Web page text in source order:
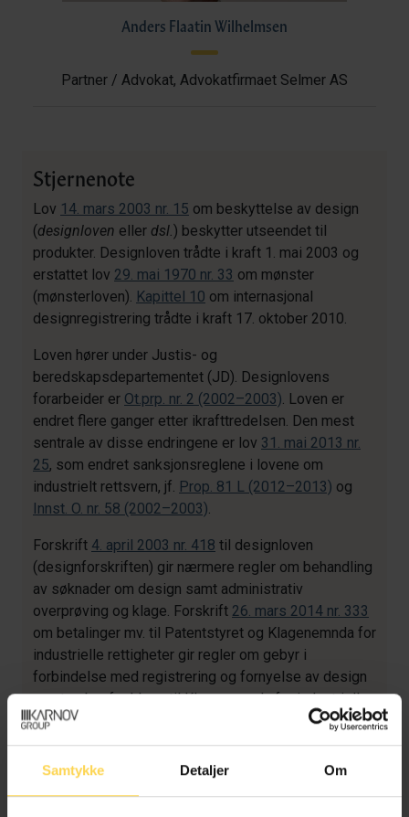
Samtykke Detaljer Om
Anders Flaatin Wilhelmsen
Partner / Advokat, Advokatfirmaet Selmer AS
Stjernenote
Lov 14. mars 2003 nr. 15 om beskyttelse av design
(designloven eller dsl.) beskytter utseendet til
produkter. Designloven trådte i kraft 1. mai 2003 og
erstattet lov 29. mai 1970 nr. 33 om mønster
(mønsterloven). Kapittel 10 om internasjonal
designregistrering trådte i kraft 17. oktober 2010.
Loven hører under Justis- og
beredskapsdepartementet (JD). Designlovens
forarbeider er Ot.prp. nr. 2 (2002–2003). Loven er
endret flere ganger etter ikrafttredelsen. Den mest
sentrale av disse endringene er lov 31. mai 2013 nr.
25, som endret sanksjonsreglene i lovene om
industrielt rettsvern, jf. Prop. 81 L (2012–2013) og
Innst. O. nr. 58 (2002–2003).
Forskrift 4. april 2003 nr. 418 til designloven
(designforskriften) gir nærmere regler om behandling
av søknader om design samt administrativ
overprøving og klage. Forskrift 26. mars 2014 nr. 333
om betalinger mv. til Patentstyret og Klagenemnda for
industrielle rettigheter gir regler om gebyr i
forbindelse med registrering og fornyelse av design
samt gebyr for klage til Klagenemnda for industrielle
rettigheter.
immaterialrettighetene er designretten utpreget
internasjonal.Pariskonvensjonen om beskyttelse av